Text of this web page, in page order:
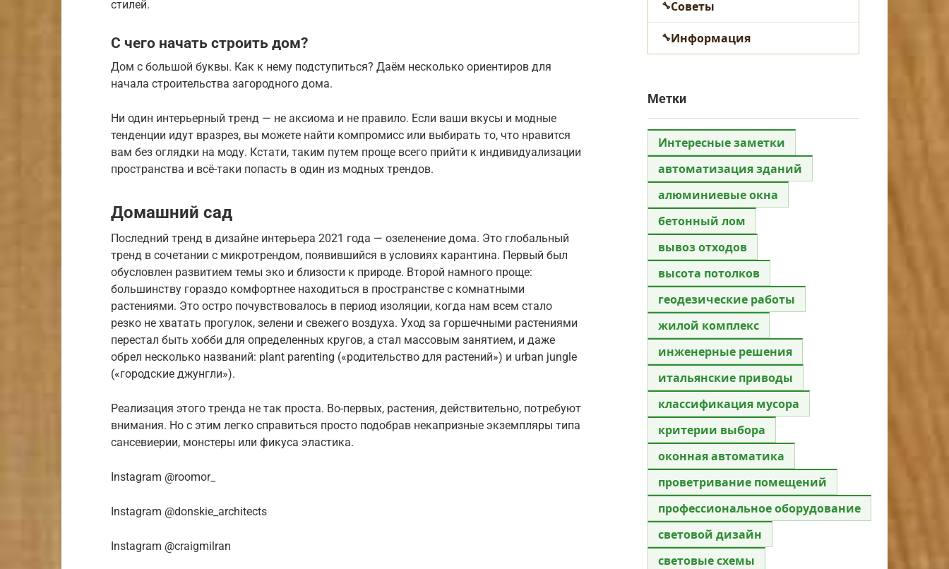
стилей.
С чего начать строить дом?
Дом с большой буквы. Как к нему подступиться? Даём несколько ориентиров для
начала строительства загородного дома.
Ни один интерьерный тренд — не аксиома и не правило. Если ваши вкусы и модные
тенденции идут вразрез, вы можете найти компромисс или выбирать то, что нравится
вам без оглядки на моду. Кстати, таким путем проще всего прийти к индивидуализации
пространства и всё-таки попасть в один из модных трендов.
Домашний сад
Последний тренд в дизайне интерьера 2021 года — озеленение дома. Это глобальный
тренд в сочетании с микротрендом, появившийся в условиях карантина. Первый был
обусловлен развитием темы эко и близости к природе. Второй намного проще:
большинству гораздо комфортнее находиться в пространстве с комнатными
растениями. Это остро почувствовалось в период изоляции, когда нам всем стало
резко не хватать прогулок, зелени и свежего воздуха. Уход за горшечными растениями
перестал быть хобби для определенных кругов, а стал массовым занятием, и даже
обрел несколько названий: plant parenting («родительство для растений») и urban jungle
(«городские джунгли»).
Реализация этого тренда не так проста. Во-первых, растения, действительно, потребуют
внимания. Но с этим легко справиться просто подобрав некапризные экземпляры типа
сансевиерии, монстеры или фикуса эластика.
Instagram @roomor_
Instagram @donskie_architects
Instagram @craigmilran
Советы
Информация
Метки
Интересные заметки
автоматизация зданий
алюминиевые окна
бетонный лом
вывоз отходов
высота потолков
геодезические работы
жилой комплекс
инженерные решения
итальянские приводы
классификация мусора
критерии выбора
оконная автоматика
проветривание помещений
профессиональное оборудование
световой дизайн
световые схемы